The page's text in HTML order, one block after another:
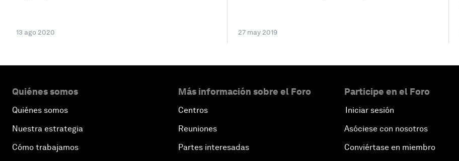
13 ago 2020 27 may 2019
Quiénes somos
Quiénes somos
Nuestra estrategia
Cómo trabajamos
Más información sobre el Foro
Centros
Reuniones
Partes interesadas
Participe en el Foro
Iniciar sesión
Asóciese con nosotros
Conviértase en miembro